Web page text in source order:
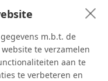
m.b.t. de
te verzamelen
aan te
te verbeteren en